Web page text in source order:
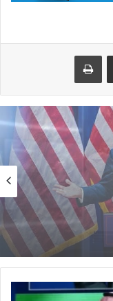
مشاركة عبر البريد طباعة
الولايات المتحدة تعلق خدمات التأشيرات في
نواكشوط و 22 دولة إفريقية اعتبارًا من 1 أغسطس